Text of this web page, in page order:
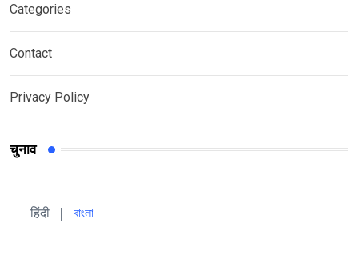
Categories
Contact
Privacy Policy
चुनाव
हिंदी বাংলা